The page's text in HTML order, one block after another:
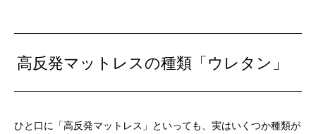
高反発マットレスの種類「ウレタン」
ひと口に「高反発マットレス」といっても、実はいくつか種類が